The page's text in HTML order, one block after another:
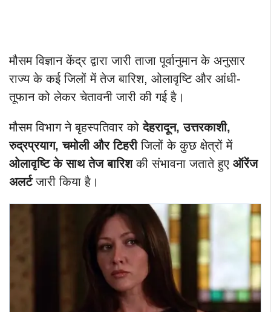
मौसम विज्ञान केंद्र द्वारा जारी ताजा पूर्वानुमान के अनुसार
राज्य के कई जिलों में तेज बारिश, ओलावृष्टि और आंधी-
तूफान को लेकर चेतावनी जारी की गई है।
मौसम विभाग ने बृहस्पतिवार कोदेहरादून, उत्तरकाशी,
रुद्रप्रयाग, चमोली और टिहरीजिलों के कुछ क्षेत्रों में
ओलावृष्टि के साथ तेज बारिशकी संभावना जताते हुए ऑरेंज
अलर्टजारी किया है।